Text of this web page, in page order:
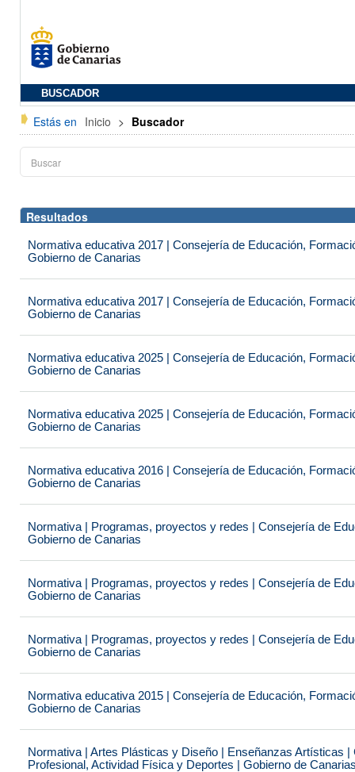
BUSCADOR
Estás en Inicio > Buscador
Resultados
Normativa educativa 2017 | Consejería de Educación,
Gobierno de Canarias
Normativa educativa 2017 | Consejería de Educación,
Gobierno de Canarias
Normativa educativa 2025 | Consejería de Educación,
Gobierno de Canarias
Normativa educativa 2025 | Consejería de Educación,
Gobierno de Canarias
Normativa educativa 2016 | Consejería de Educación,
Gobierno de Canarias
Normativa | Programas, proyectos y redes | Consejería de
Gobierno de Canarias
Normativa | Programas, proyectos y redes | Consejería de
Gobierno de Canarias
Normativa | Programas, proyectos y redes | Consejería de
Gobierno de Canarias
Normativa educativa 2015 | Consejería de Educación,
Gobierno de Canarias
Normativa | Artes Plásticas y Diseño | Enseñanzas Artísticas
Profesional, Actividad Física y Deportes | Gobierno de